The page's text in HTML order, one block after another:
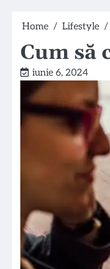
Home Lifestyle
Cum să
iunie 6, 2024